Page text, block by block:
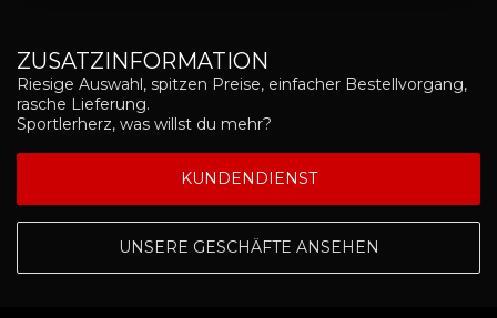
ZUSATZINFORMATION
Riesige Auswahl, spitzen Preise, einfacher Bestellvorgang,
rasche Lieferung.
Sportlerherz, was willst du mehr?
KUNDENDIENST
UNSERE GESCHÄFTE ANSEHEN